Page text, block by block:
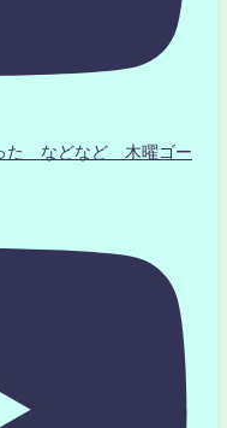
た などなど 木曜ゴー